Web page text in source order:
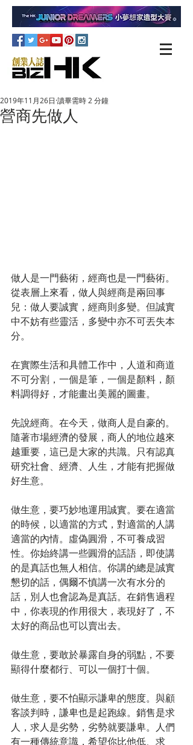
營商先做人
2019年11月26日 讀畢需時 2 分鐘
做人是一門藝術，經商也是一門藝術。
從表層上來看，做人與經商是兩回事
兒：做人要誠實，經商則多變。但誠實
中不妨有些靈活，多變中亦不可丟失本
分。
在實際生活和具體工作中，人道和商道
不可分割，一個是筆，一個是顏料，顏
料調得好，才能畫出美麗的圖畫。
先說經商。在今天，做商人是自豪的。
隨著市場經濟的發展，商人的地位越來
越重要，這已是大家的共識。只有認真
研究社會、經濟、人生，才能有把握做
好生意。
做生意，要巧妙地運用誠實。要在適當
的時候，以適當的方式，對適當的人講
適當的內情。虛偽圓滑，不可養成習
性。你始終講一些圓滑的話語，即使講
的是真話也無人相信。你講的總是誠實
懇切的話，偶爾不慎講一次有水分的
話，別人也會認為是真話。在銷售過程
中，你表現的作用很大，表現好了，不
太好的商品也可以賣出去。
做生意，要敢於暴露自身的弱點，不要
顯得什麼都行、可以一個打十個。
做生意，要不怕顯示謙卑的態度。與顧
客談判時，謙卑也是起跑線。銷售是求
人，求人是劣勢，劣勢就要謙卑。人們
有一種傳統意識，希望你比他低、求